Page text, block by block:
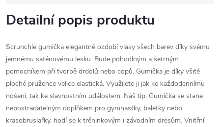
Detailní popis produktu
Scrunchie gumička elegantně ozdobí vlasy všech barev díky svému
jemnému saténovému lesku. Bude pohodlným a šetrným
pomocníkem při tvorbě drdolů nebo copů. Gumička je díky všité
ploché pružence velice elastická. Využijete ji jak ke každodennímu
nošení, tak ke slavnostním událostem. Náš tip: Gumička se stane
nepostradatelným doplňkem pro gymnastky, baletky nebo
krasobruslařky, hodí se k tréninkovým i závodním dresům. Vnitřní